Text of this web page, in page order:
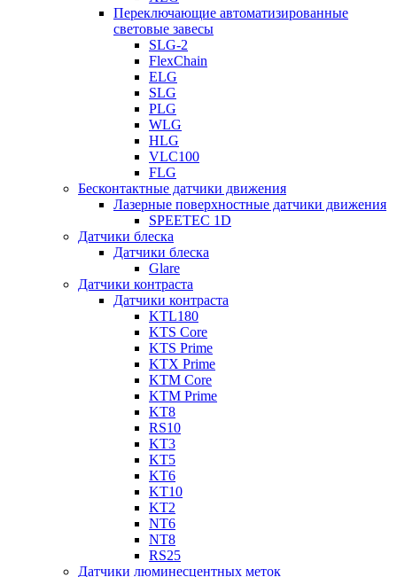
Переключающие автоматизированные
световые завесы
SLG-2
FlexChain
ELG
SLG
PLG
WLG
HLG
VLC100
FLG
Бесконтактные датчики движения
Лазерные поверхностные датчики движения
SPEETEC 1D
Датчики блеска
Датчики блеска
Glare
Датчики контраста
Датчики контраста
KTL180
KTS Core
KTS Prime
KTX Prime
KTM Core
KTM Prime
KT8
RS10
KT3
KT5
KT6
KT10
KT2
NT6
NT8
RS25
Датчики люминесцентных меток